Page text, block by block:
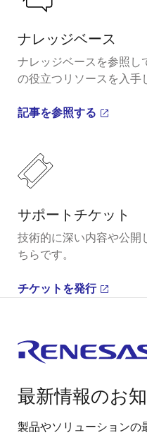
ナレッジベース
ナレッジベースを参照し
の役立つリソースを入手
記事を参照する
サポートチケット
技術的に深い内容や公開
ちらです。
チケットを発行
最新情報のお
製品やソリューションの